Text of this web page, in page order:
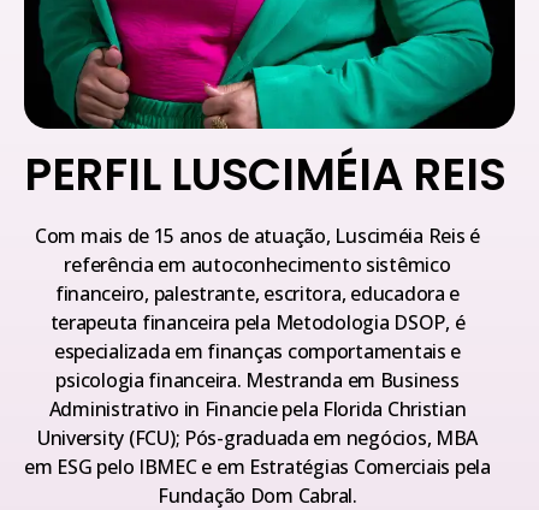
PERFIL LUSCIMÉIA REIS
Com mais de 15 anos de atuação, Lusciméia Reis é
referência em autoconhecimento sistêmico
financeiro, palestrante, escritora, educadora e
terapeuta financeira pela Metodologia DSOP, é
especializada em finanças comportamentais e
psicologia financeira. Mestranda em Business
Administrativo in Financie pela Florida Christian
University (FCU); Pós-graduada em negócios, MBA
em ESG pelo IBMEC e em Estratégias Comerciais pela
Fundação Dom Cabral.